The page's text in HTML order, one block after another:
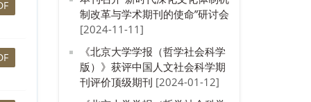
制改革与学术期刊的使命”研讨会
[2024-11-11]
《北京大学学报（哲学社会科学
版）》获评中国人文社会科学期
刊评价顶级期刊 [2024-01-12]